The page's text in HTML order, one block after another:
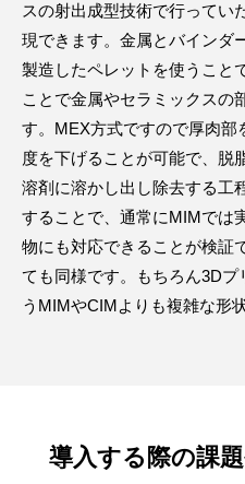
スの射出成型技術で行ってい
現できます。金属とバインダ
製造したペレットを使うこと
ことで金属やセラミックスの
す。MEX方式ですので厚肉
度を下げることが可能で、脱
溶剤に溶かし出し除去する工
することで、通常にMIMでは
物にも対応できることが検証
ても同様です。もちろん3D
うMIMやCIMよりも複雑な形
導入する際の課